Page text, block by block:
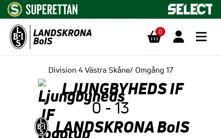
0
Division 4 Västra Skåne/ Omgång 17
LJUNGBYHEDS IF
0 - 13
LANDSKRONA BoIS